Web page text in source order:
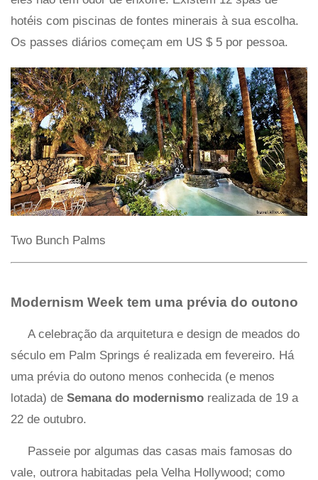
hotéis com piscinas de fontes minerais à sua escolha.
Os passes diários começam em US $ 5 por pessoa.
Two Bunch Palms
Modernism Week tem uma prévia do outono
A celebração da arquitetura e design de meados do
século em Palm Springs é realizada em fevereiro. Há
uma prévia do outono menos conhecida (e menos
lotada) de Semana do modernismo realizada de 19 a
22 de outubro.
Passeie por algumas das casas mais famosas do
vale, outrora habitadas pela Velha Hollywood; como